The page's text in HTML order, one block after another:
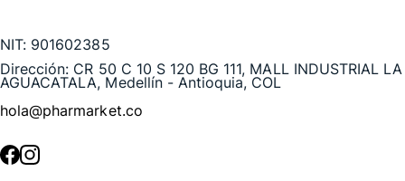
NIT: 901602385
Dirección: CR 50 C 10 S 120 BG 111, MALL INDUSTRIAL LA
AGUACATALA, Medellín - Antioquia, COL
hola@pharmarket.co